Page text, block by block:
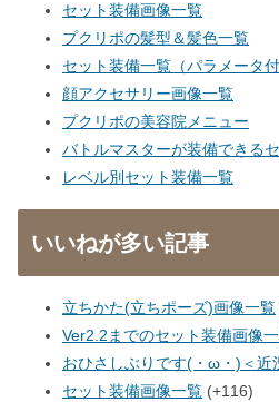
セット装備画像一覧
プクリポの髪型＆髪色一覧
セット装備一覧（パラメータ付
顔アクセサリー画像一覧
プクリポの美容院メニュー
バトルマスターが装備できる
レベル別セット装備一覧
いいねが多い記事
立ちかた(立ちポーズ)画像一覧
Ver2.2までのセット装備画像
おひさしぶりです(・ω・)＜近
セット装備画像一覧 +116